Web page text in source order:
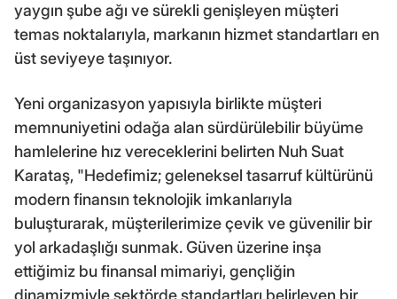
yaygın şube ağı ve sürekli genişleyen müşteri
temas noktalarıyla, markanın hizmet standartları en
üst seviyeye taşınıyor.
Yeni organizasyon yapısıyla birlikte müşteri
memnuniyetini odağa alan sürdürülebilir büyüme
hamlelerine hız vereceklerini belirten Nuh Suat
Karataş, "Hedefimiz; geleneksel tasarruf kültürünü
modern finansın teknolojik imkanlarıyla
buluşturarak, müşterilerimize çevik ve güvenilir bir
yol arkadaşlığı sunmak. Güven üzerine inşa
ettiğimiz bu finansal mimariyi, gençliğin